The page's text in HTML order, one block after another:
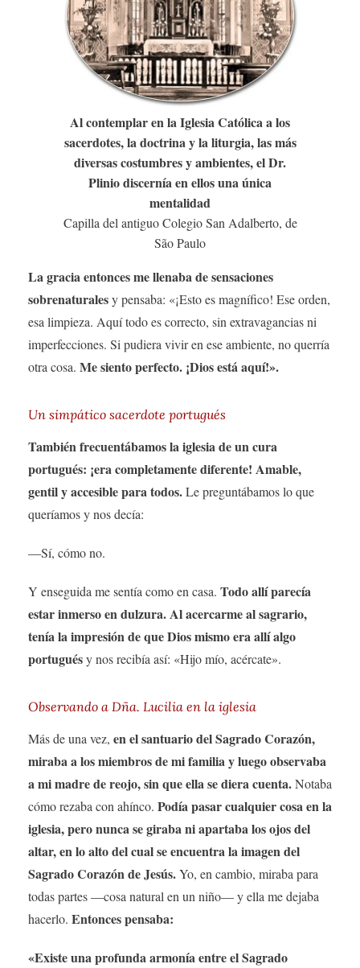
Al contemplar en la Iglesia Católica a los
sacerdotes, la doctrina y la liturgia, las más
diversas costumbres y ambientes, el Dr.
Plinio discernía en ellos una única
mentalidad
Capilla del antiguo Colegio San Adalberto, de
São Paulo
La gracia entonces me llenaba de sensaciones
sobrenaturalesy pensaba: «¡Esto es magnífico! Ese orden,
esa limpieza. Aquí todo es correcto, sin extravagancias ni
imperfecciones. Si pudiera vivir en ese ambiente, no querría
otra cosa. Me siento perfecto. ¡Dios está aquí!».
Un simpático sacerdote portugués
También frecuentábamos la iglesia de un cura
portugués: ¡era completamente diferente! Amable,
gentil y accesible para todos.Le preguntábamos lo que
queríamos y nos decía:
—Sí, cómo no.
Y enseguida me sentía como en casa. Todo allí parecía
estar inmerso en dulzura. Al acercarme al sagrario,
tenía la impresión de que Dios mismo era allí algo
portuguésy nos recibía así: «Hijo mío, acércate».
Observando a Dña. Lucilia en la iglesia
Más de una vez, en el santuario del Sagrado Corazón,
miraba a los miembros de mi familia y luego observaba
a mi madre de reojo, sin que ella se diera cuenta.Notaba
cómo rezaba con ahínco. Podía pasar cualquier cosa en la
iglesia, pero nunca se giraba ni apartaba los ojos del
altar, en lo alto del cual se encuentra la imagen del
Sagrado Corazón de Jesús.Yo, en cambio, miraba para
todas partes —cosa natural en un niño— y ella me dejaba
hacerlo. Entonces pensaba:
«Existe una profunda armonía entre el Sagrado